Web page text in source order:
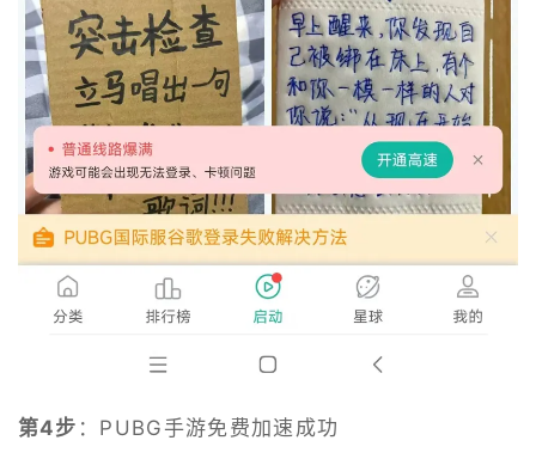
第4步 ：PUBG手游免费加速成功